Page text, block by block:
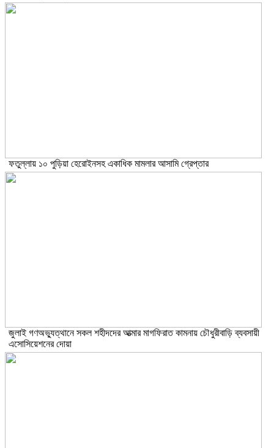
ফতুল্লায় ১০ পুড়িয়া হেরোইনসহ একাধিক মামলার আসামি গ্রেপ্তার
জুলাই গণঅভ্যুত্থানে সকল শহীদদের আত্মার মাগফিরাত কামনায় চৌধুরীবাড়ি ব্যবসায়ী
এসোসিয়েশনের দোয়া